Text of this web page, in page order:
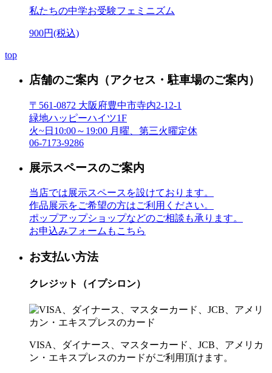
私たちの中学お受験フェミニズム
900円(税込)
top
店舗のご案内 （アクセス・駐車場のご案内）
〒561-0872 大阪府豊中市寺内2-12-1
緑地ハッピーハイツ1F
火~日10:00～19:00 月曜、第三火曜定休
06-7173-9286
展示スペースのご案内
当店では展示スペースを設けております。
作品展示をご希望の方はご利用ください。
ポップアップショップなどのご相談も承ります。
お申込みフォームもこちら
お支払い方法
クレジット（イプシロン）
VISA、ダイナース、マスターカード、JCB、アメリカ
ン・エキスプレスのカードがご利用頂けます。